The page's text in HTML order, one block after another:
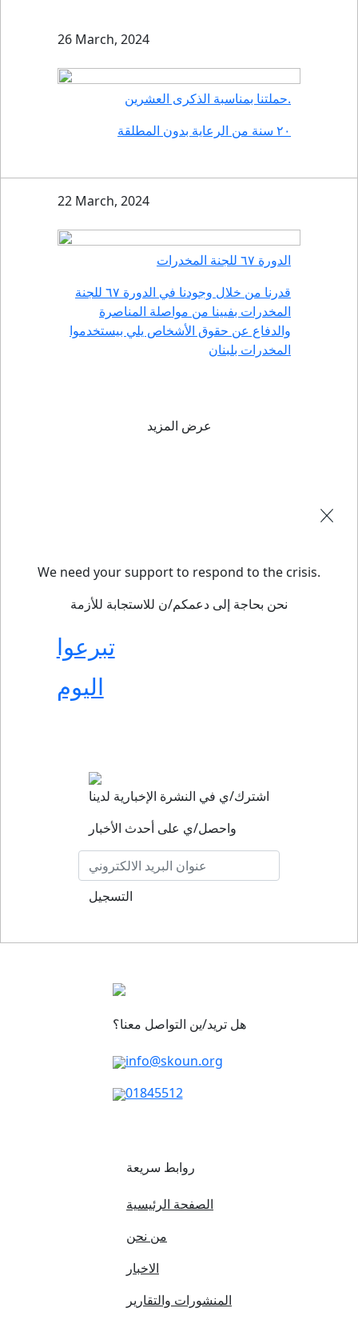
26 March, 2024
حملتنا بمناسبة الذكرى العشرين.
٢٠ سنة من الرعاية بدون المطلقة
22 March, 2024
الدورة ٦٧ للجنة المخدرات
قدرنا من خلال وجودنا في الدورة ٦٧ للجنة
المخدرات بفيينا من مواصلة المناصرة
والدفاع عن حقوق الأشخاص يلي بيستخدموا
المخدرات بلبنان
عرض المزيد
We need your support to respond to the crisis.
نحن بحاجة إلى دعمكم/ن للاستجابة للأزمة
تبرعوا
اليوم
اشترك/ي في النشرة الإخبارية لدينا
واحصل/ي على أحدث الأخبار
التسجيل
هل تريد/ين التواصل معنا؟
info@skoun.org
01845512
روابط سريعة
الصفحة الرئيسية
من نحن
الاخبار
المنشورات والتقارير